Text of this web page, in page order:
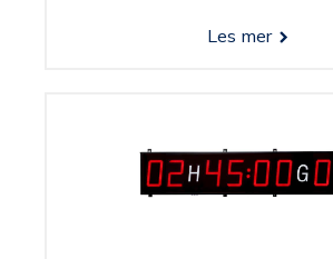
Les mer